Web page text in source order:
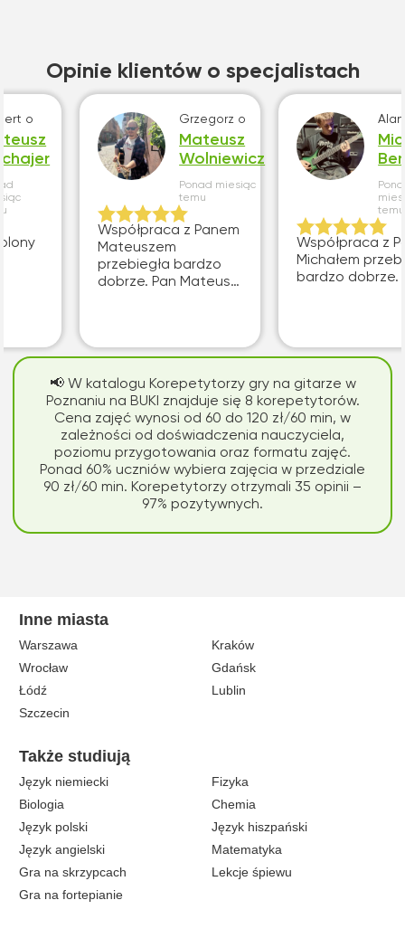
Opinie klientów o specjalistach
o Grzegorz o
Mateusz
Wolniewicz
Ponad miesiąc
temu
Współpraca z Panem
Mateuszem
przebiegła bardzo
dobrze. Pan Mateusz
polecenia.
Alan
temu
Współpraca z
Michałem
bardzo dobrze.
📢 W katalogu Korepetytorzy gry na gitarze w
Poznaniu na BUKI znajduje się 8 korepetytorów.
Cena zajęć wynosi od 60 do 120 zł/60 min, w
zależności od doświadczenia nauczyciela,
poziomu przygotowania oraz formatu zajęć.
Ponad 60% uczniów wybiera zajęcia w przedziale
90 zł/60 min. Korepetytorzy otrzymali 35 opinii –
97% pozytywnych.
Inne miasta
Warszawa
Kraków
Wrocław
Gdańsk
Łódź
Lublin
Szczecin
Także studiują
Język niemiecki
Fizyka
Biologia
Chemia
Język polski
Język hiszpański
Język angielski
Matematyka
Gra na skrzypcach
Lekcje śpiewu
Gra na fortepianie